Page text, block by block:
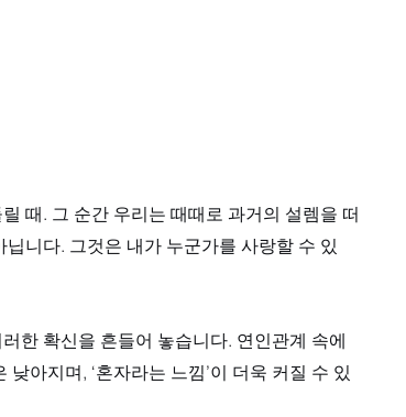
때. 그 순간 우리는 때때로 과거의 설렘을 떠
니다. 그것은 내가 누군가를 사랑할 수 있
한 확신을 흔들어 놓습니다. 연인관계 속에
아지며, ‘혼자라는 느낌’이 더욱 커질 수 있